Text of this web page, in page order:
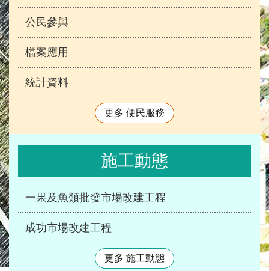
公民參與
檔案應用
統計資料
更多 便民服務
施工動態
一果及魚類批發市場改建工程
成功市場改建工程
更多 施工動態